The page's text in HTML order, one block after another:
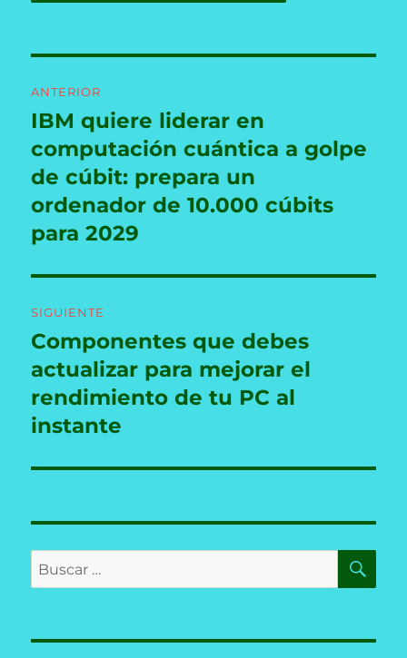
de
entradas
ANTERIOR
Entrada
anterior:
IBM quiere liderar en
computación cuántica a golpe
de cúbit: prepara un
ordenador de 10.000 cúbits
para 2029
SIGUIENTE
Entrada
siguiente:
Componentes que debes
actualizar para mejorar el
rendimiento de tu PC al
instante
Buscar
por: